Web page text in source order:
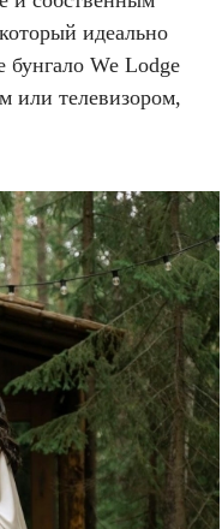
идеально
бунгало We Lodge
или телевизором,